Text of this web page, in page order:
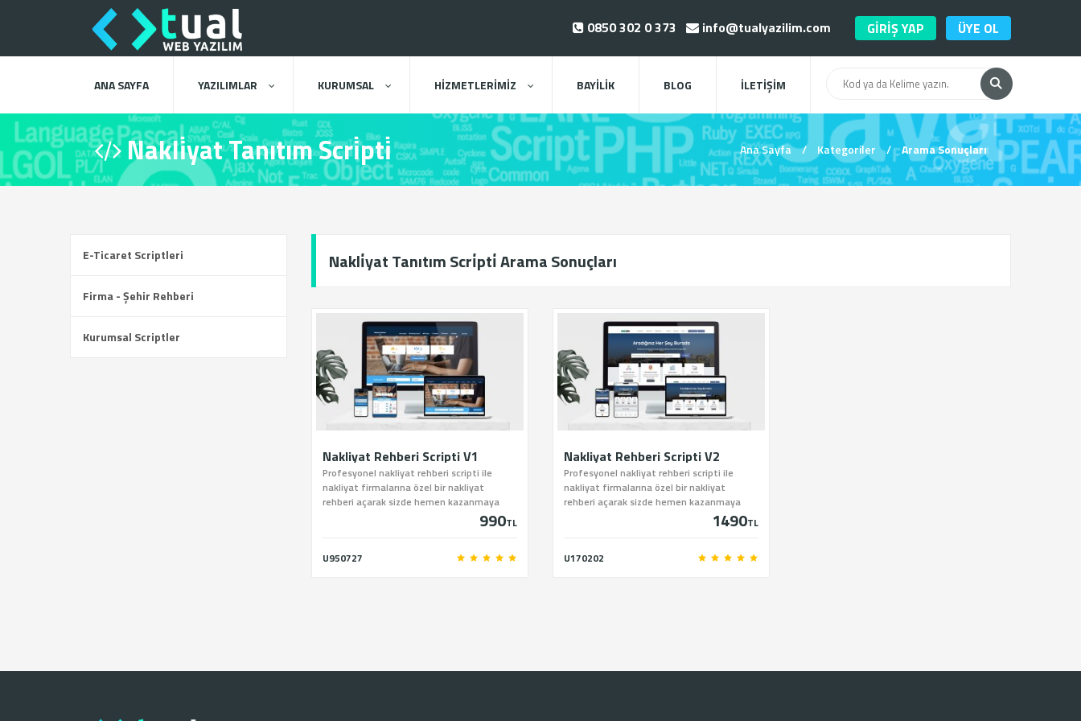
0850 302 0 373 info@tualyazilim.com GİRİŞ YAP ÜYE OL
ANA SAYFA YAZILIMLAR KURUMSAL HİZMETLERİMİZ BAYİLİK BLOG İLETİŞİM
Nakli̇yat Tanıtım Scri̇pti̇ Ana Sayfa / Kategoriler / Arama Sonuçları
Nakli̇yat Tanıtım Scri̇pti̇ Arama Sonuçları
Nakliyat Rehberi Scripti V1
Profesyonel nakliyat rehberi scripti ile
nakliyat firmalarına özel bir nakliyat
rehberi açarak sizde hemen kazanmaya
990TL
U950727
Nakliyat Rehberi Scripti V2
Profesyonel nakliyat rehberi scripti ile
nakliyat firmalarına özel bir nakliyat
rehberi açarak sizde hemen kazanmaya
1490TL
U170202
E-Ticaret Scriptleri
Firma - Şehir Rehberi
Kurumsal Scriptler